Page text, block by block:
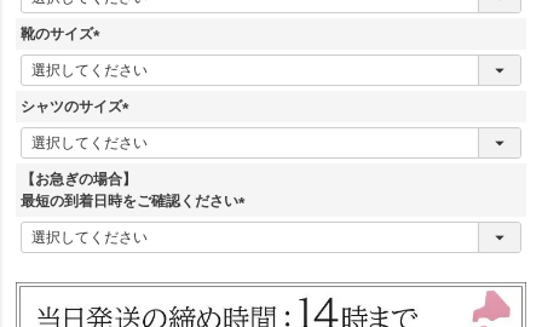
必
)
靴のサイズ
(
必
須
)
シャツのサイズ
(
必
須
)
【お急ぎの場合】
最短の到着日時をご確認ください
(
必